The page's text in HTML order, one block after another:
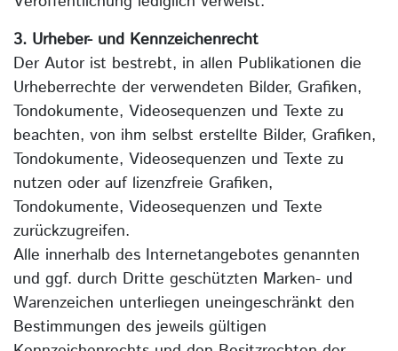
3. Urheber- und Kennzeichenrecht
Der Autor ist bestrebt, in allen Publikationen die
Urheberrechte der verwendeten Bilder, Grafiken,
Tondokumente, Videosequenzen und Texte zu
beachten, von ihm selbst erstellte Bilder, Grafiken,
Tondokumente, Videosequenzen und Texte zu
nutzen oder auf lizenzfreie Grafiken,
Tondokumente, Videosequenzen und Texte
zurückzugreifen.
Alle innerhalb des Internetangebotes genannten
und ggf. durch Dritte geschützten Marken- und
Warenzeichen unterliegen uneingeschränkt den
Bestimmungen des jeweils gültigen